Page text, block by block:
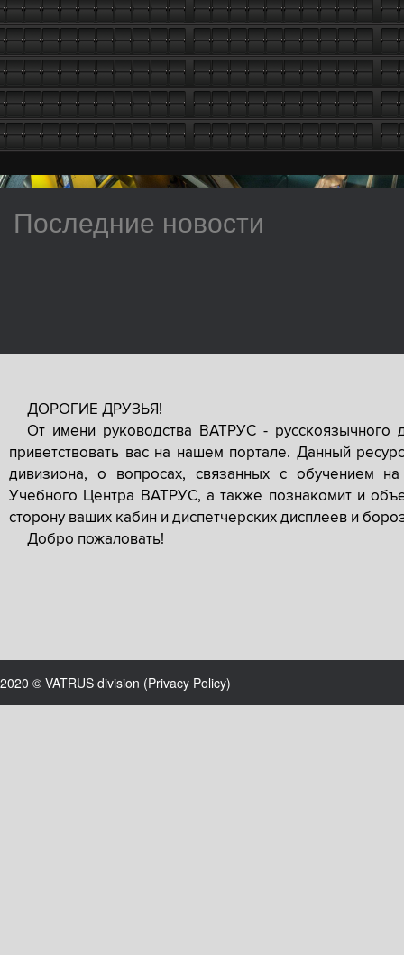
Последние новости
ДОРОГИЕ ДРУЗЬЯ!
От имени руководства ВАТРУС -
приветствовать вас на нашем портале. Данный
дивизиона, о вопросах, связанных с обучением
Учебного Центра ВАТРУС, а также познакомит и
сторону ваших кабин и диспетчерских дисплеев и
Добро пожаловать!
2020 © VATRUS division (Privacy Policy)